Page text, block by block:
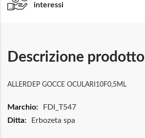
interessi
Descrizione prodotto
ALLERDEP GOCCE OCULARI10F0,5ML
Maggiori
FDI_T547
Erbozeta spa